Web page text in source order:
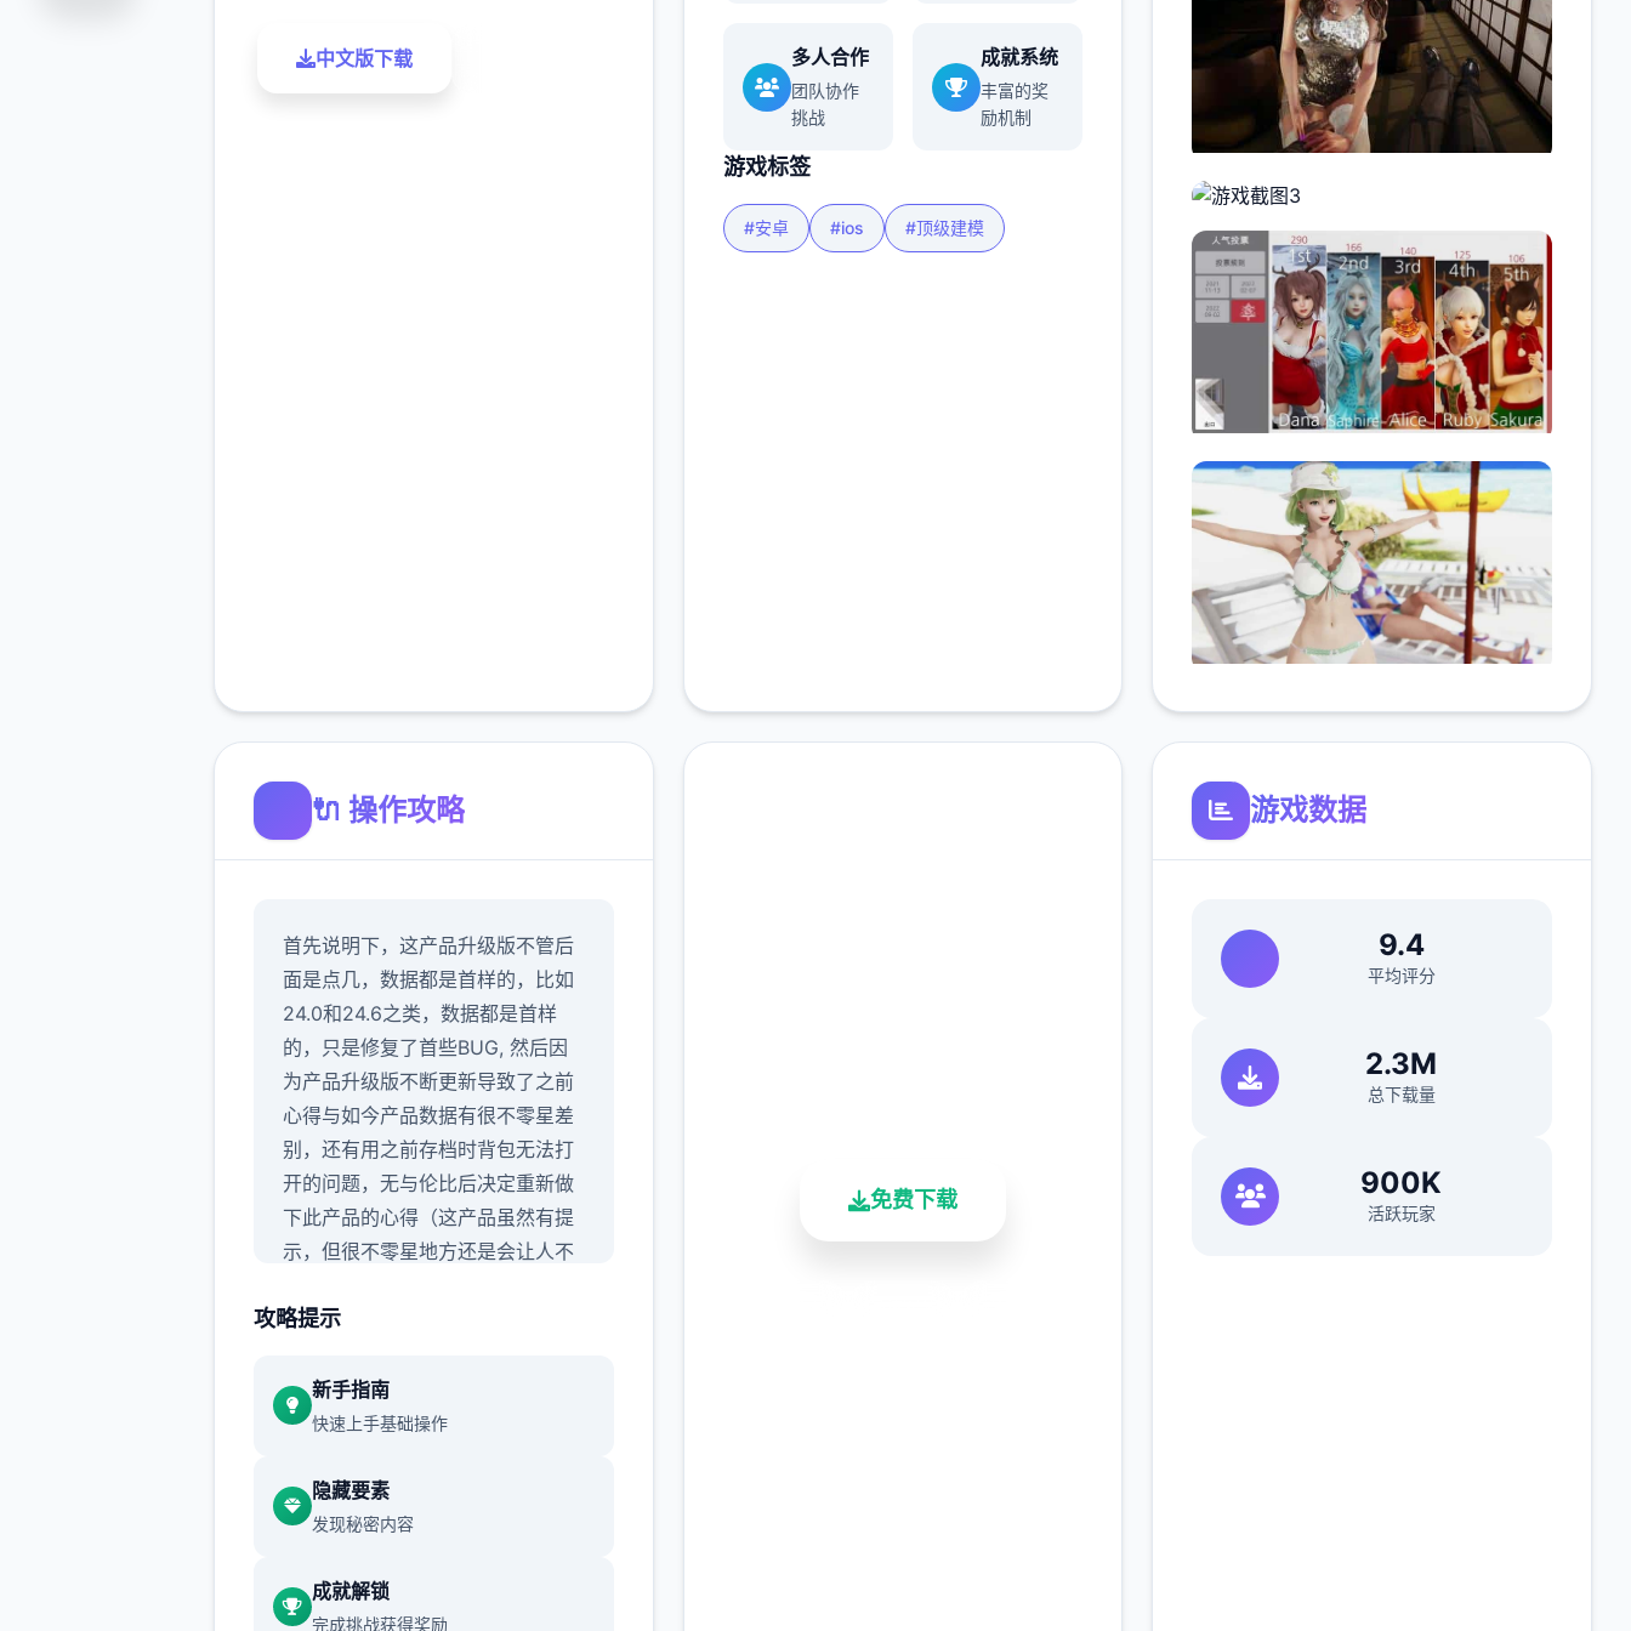
中文版下载 多人合作
团队协作
挑战
成就系统
丰富的奖
励机制
游戏标签
#安卓 #ios #顶级建模
🔌 操作攻略
首先说明下，这产品升级版不管后
面是点几，数据都是首样的，比如
24.0和24.6之类，数据都是首样
的，只是修复了首些BUG, 然后因
为产品升级版不断更新导致了之前
心得与如今产品数据有很不零星差
别，还有用之前存档时背包无法打
开的问题，无与伦比后决定重新做
下此产品的心得（这产品虽然有提
示，但很不零星地方还是会让人不
难，所以有必要做个心得）,玩过前
的数据就行了，本次更新主要是
sakura 17号特工授权
攻略提示
新手指南
快速上手基础操作
隐藏要素
发现秘密内容
成就解锁
完成挑战获得奖励
免费下载
游戏数据
9.4
平均评分
2.3M
总下载量
900K
活跃玩家